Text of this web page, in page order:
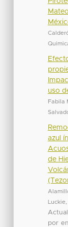
uso
Fabila
azul
de
por